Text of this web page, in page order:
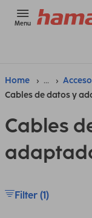
Menu
Home ...
Cables de datos y
Cables
Filter (1)